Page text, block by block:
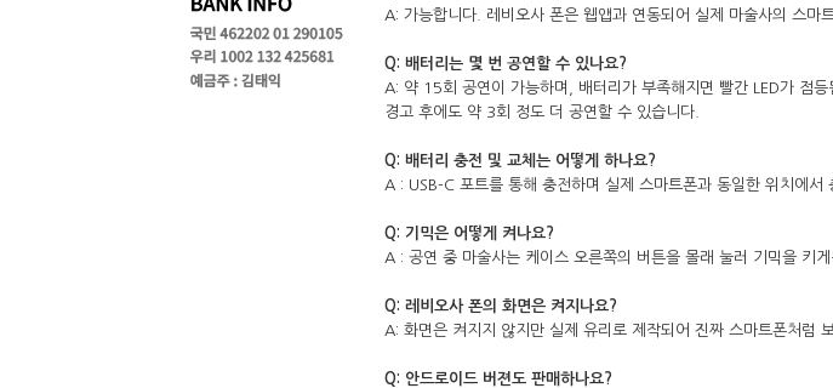
A: 가능합니다. 레비오사 폰은 웹앱과 연동되어 실제 마술사의 스마
Q: 배터리는 몇 번 공연할 수 있나요?
A: 약 15회 공연이 가능하며, 배터리가 부족해지면 빨간 LED가 점등
경고 후에도 약 3회 정도 더 공연할 수 있습니다.
Q: 배터리 충전 및 교체는 어떻게 하나요?
A : USB-C 포트를 통해 충전하며 실제 스마트폰과 동일한 위치에
Q: 기믹은 어떻게 켜나요?
A : 공연 중 마술사는 케이스 오른쪽의 버튼을 몰래 눌러 기믹을 키
Q: 레비오사 폰의 화면은 켜지나요?
A: 화면은 켜지지 않지만 실제 유리로 제작되어 진짜 스마트폰처럼
Q: 안드로이드 버젼도 판매하나요?